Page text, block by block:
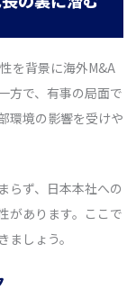
を背景に海外M&A
方で、有事の局面で
環境の影響を受けや
らず、日本本社への
があります。ここで
しょう。